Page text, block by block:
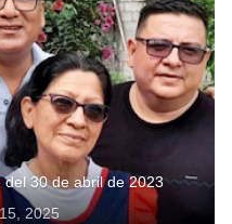
del 30 de abril de 2023
2025